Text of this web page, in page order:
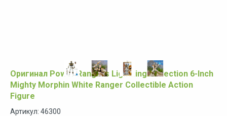
Оригинал Power Rangers Lightning Collection 6-Inch
Mighty Morphin White Ranger Collectible Action
Figure
Артикул: 46300